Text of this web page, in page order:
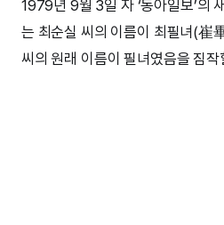
1979년 9월 3일 자 ‘동아일보’의
는 최순실 씨의 이름이 최필녀(崔
씨의 원래 이름이 필녀였음을 짐